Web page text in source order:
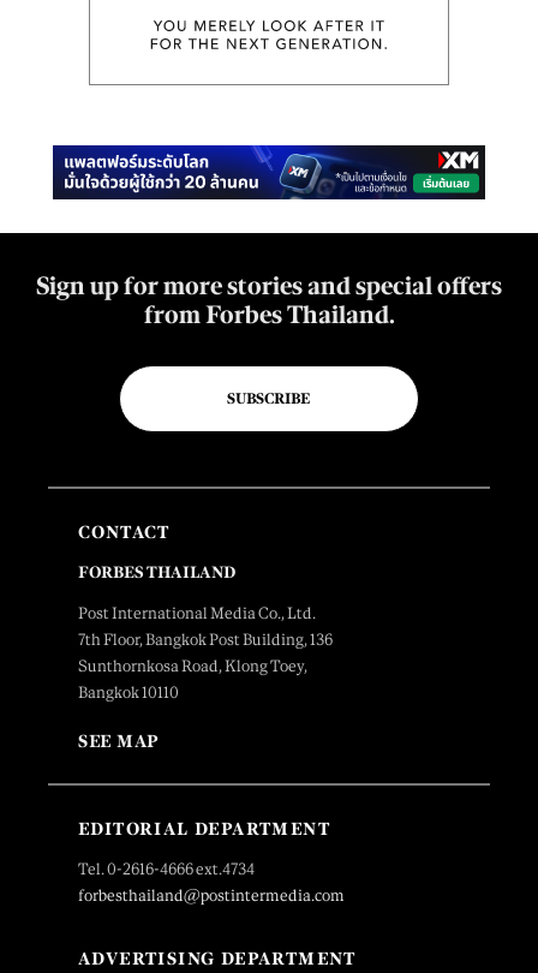
Sign up for more stories and special offers
from Forbes Thailand.
SUBSCRIBE
CONTACT
FORBES THAILAND
Post International Media Co., Ltd.
7th Floor, Bangkok Post Building, 136
Sunthornkosa Road, Klong Toey,
Bangkok 10110
SEE MAP
EDITORIAL DEPARTMENT
Tel. 0-2616-4666 ext.4734
forbesthailand@postintermedia.com
ADVERTISING DEPARTMENT